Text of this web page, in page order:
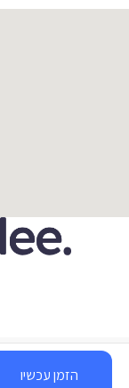
הזמן עכשיו